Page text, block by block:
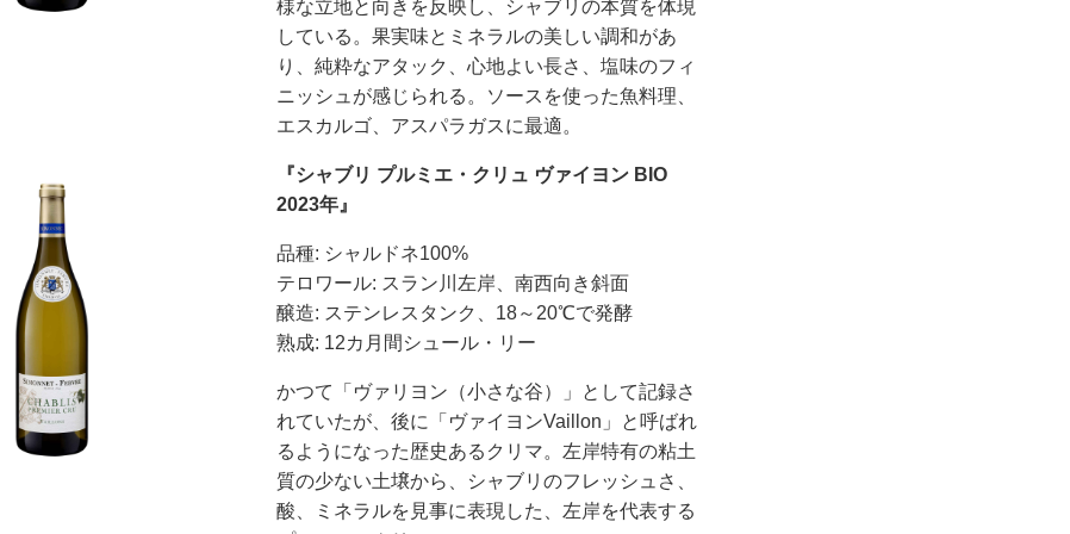
様な立地と向きを反映し、シャブリの本質を体現
している。果実味とミネラルの美しい調和があ
り、純粋なアタック、心地よい長さ、塩味のフィ
ニッシュが感じられる。ソースを使った魚料理、
エスカルゴ、アスパラガスに最適。
『シャブリ プルミエ・クリュ ヴァイヨン BIO
2023年』
品種: シャルドネ100%
テロワール: スラン川左岸、南西向き斜面
醸造: ステンレスタンク、18～20℃で発酵
熟成: 12カ月間シュール・リー
かつて「ヴァリヨン（小さな谷）」として記録さ
れていたが、後に「ヴァイヨンVaillon」と呼ばれ
るようになった歴史あるクリマ。左岸特有の粘土
質の少ない土壌から、シャブリのフレッシュさ、
酸、ミネラルを見事に表現した、左岸を代表する